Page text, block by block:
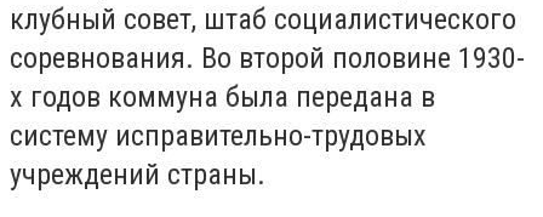
клубный совет, штаб социалистического
соревнования. Во второй половине 1930-
х годов коммуна была передана в
систему исправительно-трудовых
учреждений страны.